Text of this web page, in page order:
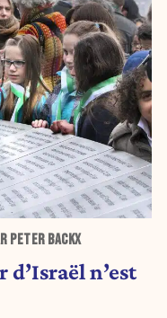
PETER BACKX
d’Israël n’est